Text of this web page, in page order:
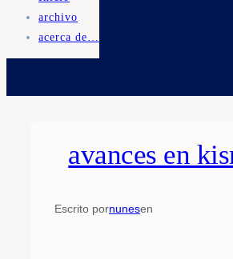
archivo
acerca de…
avances en
Escrito pornunesen